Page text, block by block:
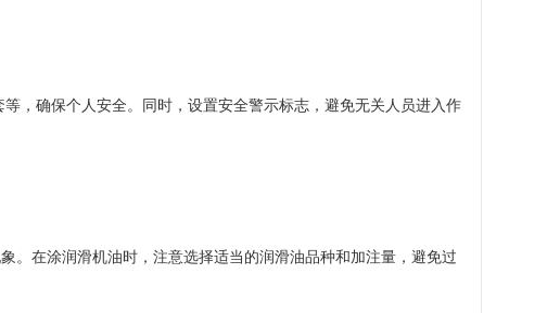
，确保个人安全。同时，设置安全警示标志，避免无关人员进入作
。在涂润滑机油时，注意选择适当的润滑油品种和加注量，避免过